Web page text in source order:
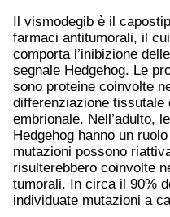
Il vismodegib è il
farmaci antitumorali, il
comporta l’inibizione
segnale Hedgehog. Le
sono proteine coinvolte
differenziazione tissutale
embrionale. Nell’adulto,
Hedgehog hanno un
mutazioni possono
risulterebbero coinvolte
tumorali. In circa il 90%
individuate mutazioni a